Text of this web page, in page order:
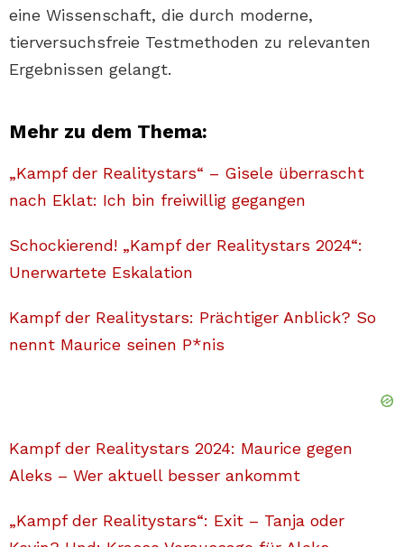
eine Wissenschaft, die durch moderne,
tierversuchsfreie Testmethoden zu relevanten
Ergebnissen gelangt.
Mehr zu dem Thema:
„Kampf der Realitystars“ – Gisele überrascht
nach Eklat: Ich bin freiwillig gegangen
Schockierend! „Kampf der Realitystars 2024“:
Unerwartete Eskalation
Kampf der Realitystars: Prächtiger Anblick? So
nennt Maurice seinen P*nis
Kampf der Realitystars 2024: Maurice gegen
Aleks – Wer aktuell besser ankommt
„Kampf der Realitystars“: Exit – Tanja oder